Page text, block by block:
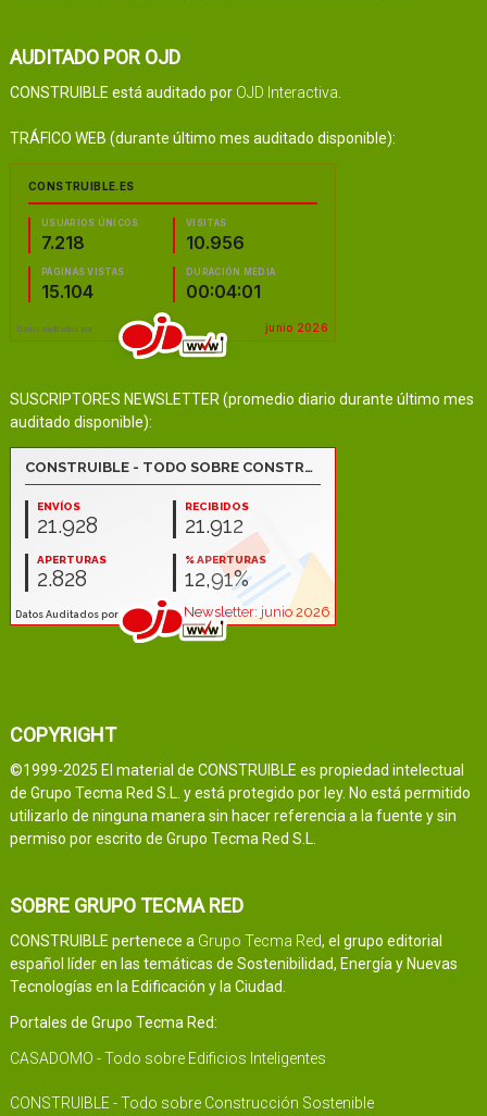
AUDITADO POR OJD
CONSTRUIBLE está auditado por OJD Interactiva
TRÁFICO WEB (durante último mes auditado disponible):
SUSCRIPTORES NEWSLETTER (promedio diario durante último mes
auditado disponible):
COPYRIGHT
©1999-2025 El material de CONSTRUIBLE es propiedad intelectual
de Grupo Tecma Red S.L. y está protegido por ley. No está permitido
utilizarlo de ninguna manera sin hacer referencia a la fuente y sin
permiso por escrito de Grupo Tecma Red S.L.
SOBRE GRUPO TECMA RED
CONSTRUIBLE pertenece a Grupo Tecma Red, el grupo editorial
español líder en las temáticas de Sostenibilidad, Energía y Nuevas
Tecnologías en la Edificación y la Ciudad.
Portales de Grupo Tecma Red:
CASADOMO - Todo sobre Edificios Inteligentes
CONSTRUIBLE - Todo sobre Construcción Sostenible